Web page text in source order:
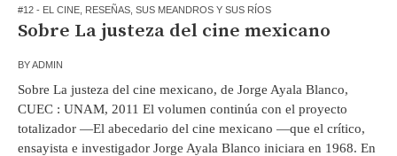
#12 - EL CINE RESEÑAS SUS MEANDROS Y SUS RÍOS
Sobre La justeza del cine mexicano
BYADMIN
Sobre La justeza del cine mexicano, de Jorge Ayala Blanco,
CUEC : UNAM, 2011 El volumen continúa con el proyecto
totalizador —El abecedario del cine mexicano —que el crítico,
ensayista e investigador Jorge Ayala Blanco iniciara en 1968. En